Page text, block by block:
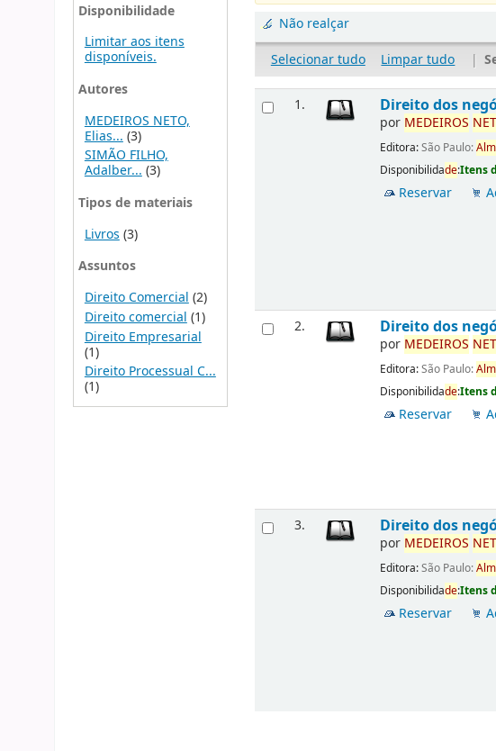
Disponibilidade
Limitar aos itens
disponíveis.
Autores
MEDEIROS NETO,
Elias... (3)
SIMÃO FILHO,
Adalber...(3)
Tipos de materiais
Livros (3)
Assuntos
Direito Comercial (2)
Direito comercial (1)
Direito Empresarial
(1)
Direito Processual C...
(1)
Não realçar
Selecionar tudo
Limpar tudo |
1. Direito dos
por MEDEIROS
Editora:São Paulo:
Disponibilidade:Itens
Reservar
2. Direito dos
por MEDEIROS
Editora:São Paulo:
Disponibilidade:Itens
Reservar
3. Direito dos
por MEDEIROS
Editora:São Paulo:
Disponibilidade:Itens
Reservar